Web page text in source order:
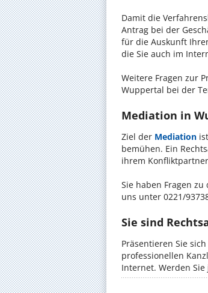
Damit die
Antrag bei der
für die Auskunft
die Sie auch im
Weitere Fragen zur
Wuppertal bei der
Mediation in
Ziel der Mediation
bemühen. Ein
ihrem
Sie haben Fragen
uns unter 0221/
Sie sind
Präsentieren Sie
professionellen
Internet. Werden